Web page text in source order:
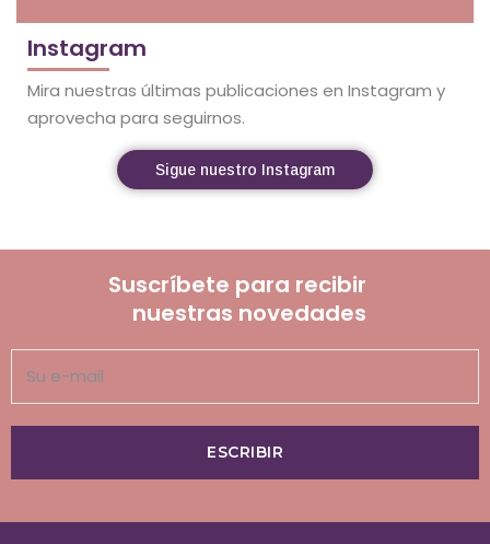
Instagram
Mira nuestras últimas publicaciones en Instagram y
aprovecha para seguirnos.
Sigue nuestro Instagram
Suscríbete para recibir
nuestras novedades
ESCRIBIR